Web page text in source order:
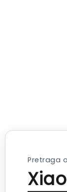
Pretraga